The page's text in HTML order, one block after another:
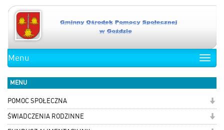
Toggle
Menu
MENU
POMOC SPOŁECZNA
ŚWIADCZENIA RODZINNE